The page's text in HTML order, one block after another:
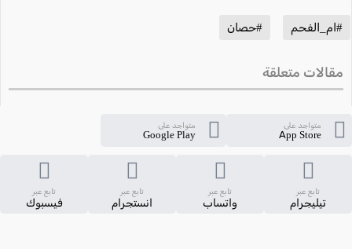
#ام_الفحم #حصان
مقالات متعلقة
متواجد على
App Store
متواجد على
Google Play
تابع عبر
تيليجرام
تابع عبر
واتساب
تابع عبر
انستجرام
تابع عبر
فيسبوك